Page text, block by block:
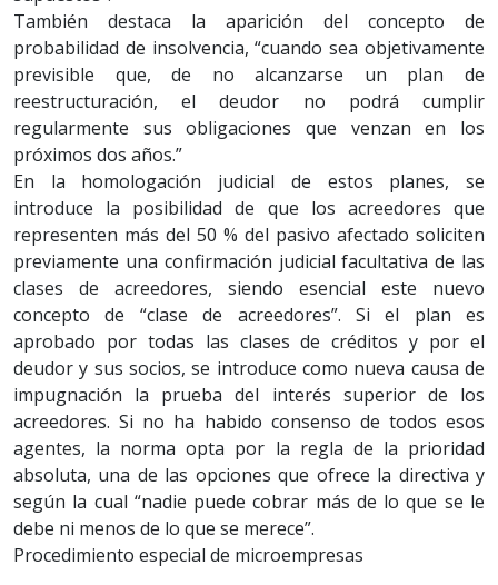
También destaca la aparición del concepto de
probabilidad de insolvencia, “cuando sea objetivamente
previsible que, de no alcanzarse un plan de
reestructuración, el deudor no podrá cumplir
regularmente sus obligaciones que venzan en los
próximos dos años.”
En la homologación judicial de estos planes, se
introduce la posibilidad de que los acreedores que
representen más del 50 % del pasivo afectado soliciten
previamente una confirmación judicial facultativa de las
clases de acreedores, siendo esencial este nuevo
concepto de “clase de acreedores”. Si el plan es
aprobado por todas las clases de créditos y por el
deudor y sus socios, se introduce como nueva causa de
impugnación la prueba del interés superior de los
acreedores. Si no ha habido consenso de todos esos
agentes, la norma opta por la regla de la prioridad
absoluta, una de las opciones que ofrece la directiva y
según la cual “nadie puede cobrar más de lo que se le
debe ni menos de lo que se merece”.
Procedimiento especial de microempresas